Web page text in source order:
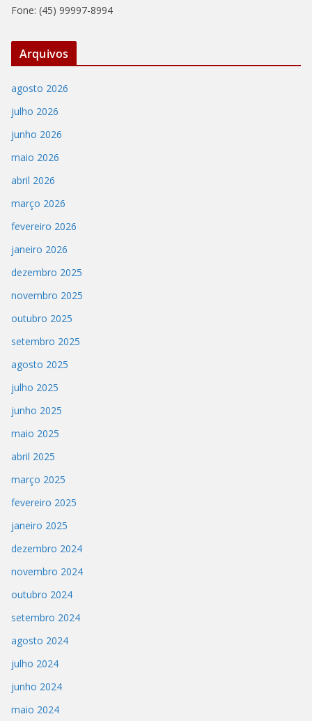
Fone: (45) 99997-8994
Arquivos
agosto 2026
julho 2026
junho 2026
maio 2026
abril 2026
março 2026
fevereiro 2026
janeiro 2026
dezembro 2025
novembro 2025
outubro 2025
setembro 2025
agosto 2025
julho 2025
junho 2025
maio 2025
abril 2025
março 2025
fevereiro 2025
janeiro 2025
dezembro 2024
novembro 2024
outubro 2024
setembro 2024
agosto 2024
julho 2024
junho 2024
maio 2024